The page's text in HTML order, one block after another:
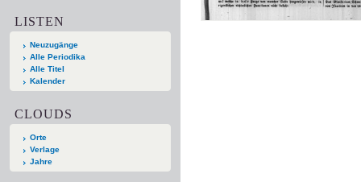
LISTEN
Neuzugänge
Alle Periodika
Alle Titel
Kalender
CLOUDS
Orte
Verlage
Jahre